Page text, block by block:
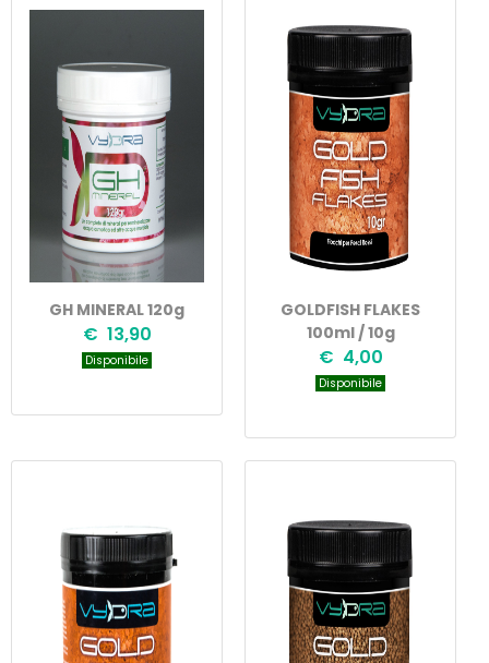
GH MINERAL 120g
€ 13,90
Disponibile
GOLDFISH FLAKES
100ml / 10g
€ 4,00
Disponibile